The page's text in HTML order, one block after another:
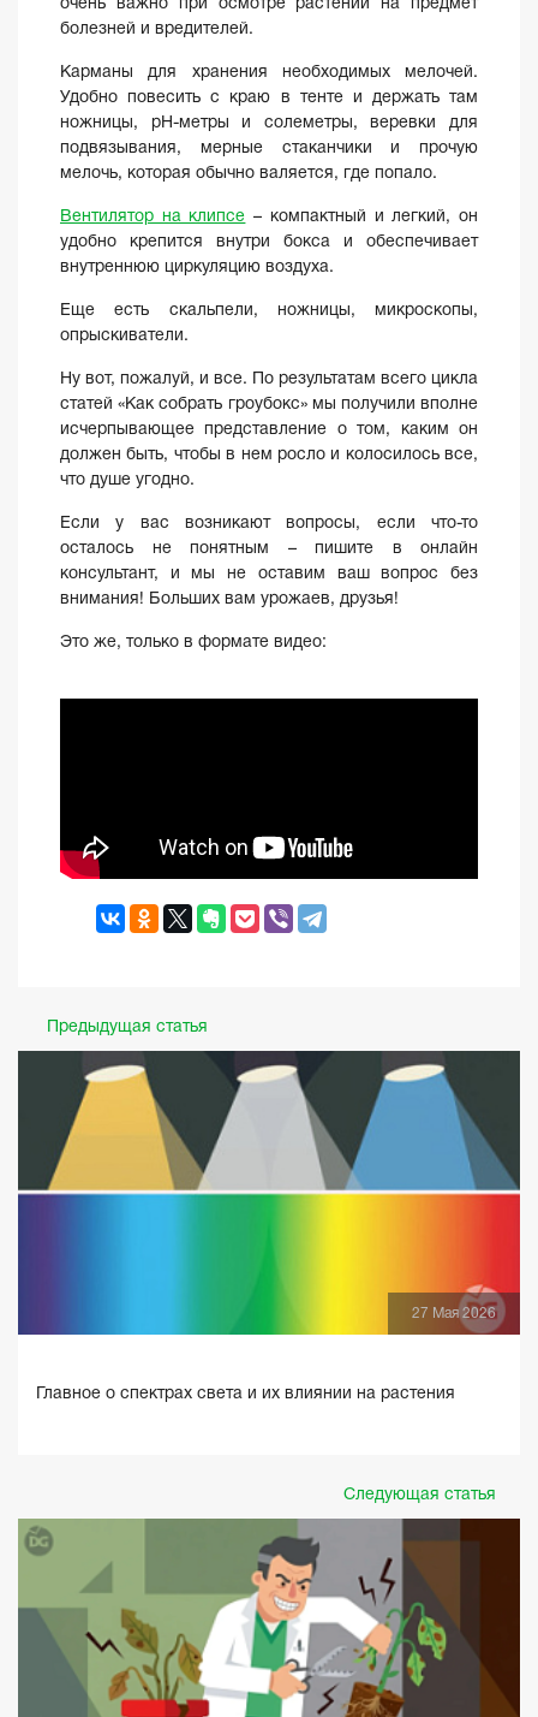
очень важно при осмотре растений на предмет
болезней и вредителей.
Карманы для хранения необходимых мелочей.
Удобно повесить с краю в тенте и держать там
ножницы, рН-метры и солеметры, веревки для
подвязывания, мерные стаканчики и прочую
мелочь, которая обычно валяется, где попало.
Вентилятор на клипсе – компактный и легкий, он
удобно крепится внутри бокса и обеспечивает
внутреннюю циркуляцию воздуха.
Еще есть скальпели, ножницы, микроскопы,
опрыскиватели.
Ну вот, пожалуй, и все. По результатам всего цикла
статей «Как собрать гроубокс» мы получили вполне
исчерпывающее представление о том, каким он
должен быть, чтобы в нем росло и колосилось все,
что душе угодно.
Если у вас возникают вопросы, если что-то
осталось не понятным – пишите в онлайн
консультант, и мы не оставим ваш вопрос без
внимания! Больших вам урожаев, друзья!
Это же, только в формате видео:
Предыдущая статья
27 Мая 2026
Главное о спектрах света и их влиянии на растения
Следующая статья